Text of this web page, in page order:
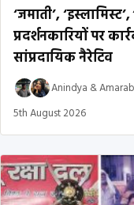
‘जमाती’,
प्रदर्शनकारियों पर
सांप्रदायिक नैरेटिव
Anindya &
5th August 2026